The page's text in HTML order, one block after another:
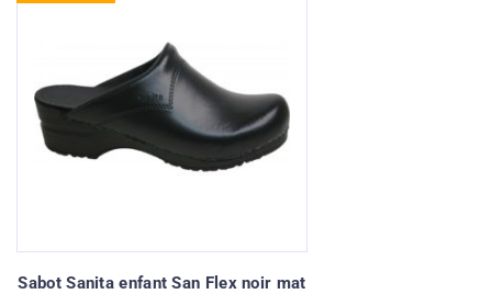
Sabot Sanita enfant San Flex noir mat